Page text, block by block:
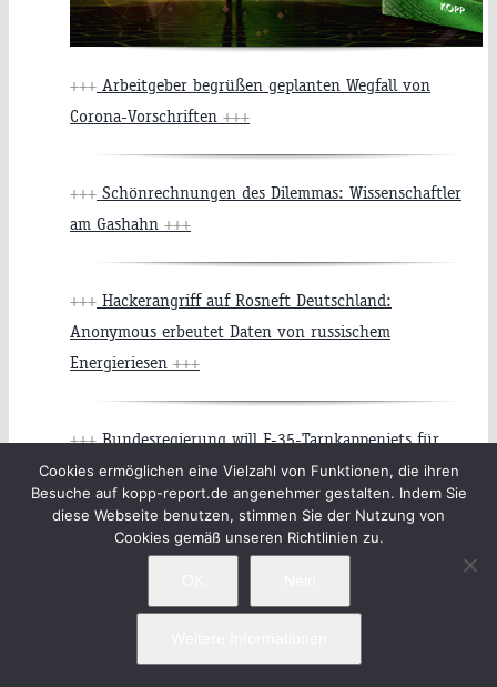
+++ Arbeitgeber begrüßen geplanten Wegfall von
Corona-Vorschriften +++
+++ Schönrechnungen des Dilemmas: Wissenschaftler
am Gashahn +++
+++ Hackerangriff auf Rosneft Deutschland:
Anonymous erbeutet Daten von russischem
Energieriesen +++
+++Bundesregierung will F-35-Tarnkappenjets für
Bundeswehr beschaffen+++
Der Ost-West-Konflikt um die Ukraine droht die
grundsätzlich in Frage zu stellen+++
Cookies ermöglichen eine Vielzahl von Funktionen, die ihren
Besuche auf kopp-report.de angenehmer gestalten. Indem Sie
diese Webseite benutzen, stimmen Sie der Nutzung von
Cookies gemäß unseren Richtlinien zu.